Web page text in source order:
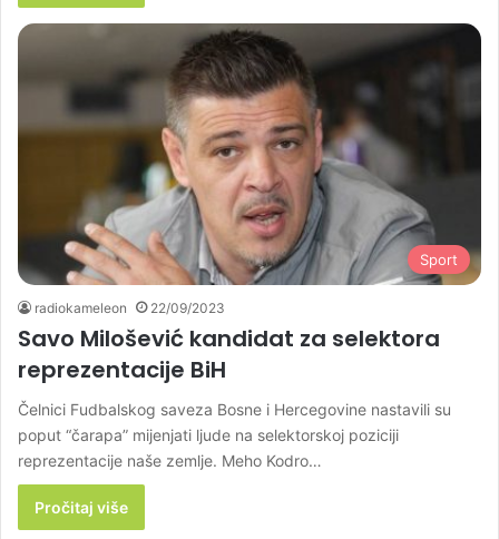
Sport
radiokameleon 22/09/2023
Savo Milošević kandidat za selektora
reprezentacije BiH
Čelnici Fudbalskog saveza Bosne i Hercegovine nastavili su
poput “čarapa” mijenjati ljude na selektorskoj poziciji
reprezentacije naše zemlje. Meho Kodro…
Pročitaj više